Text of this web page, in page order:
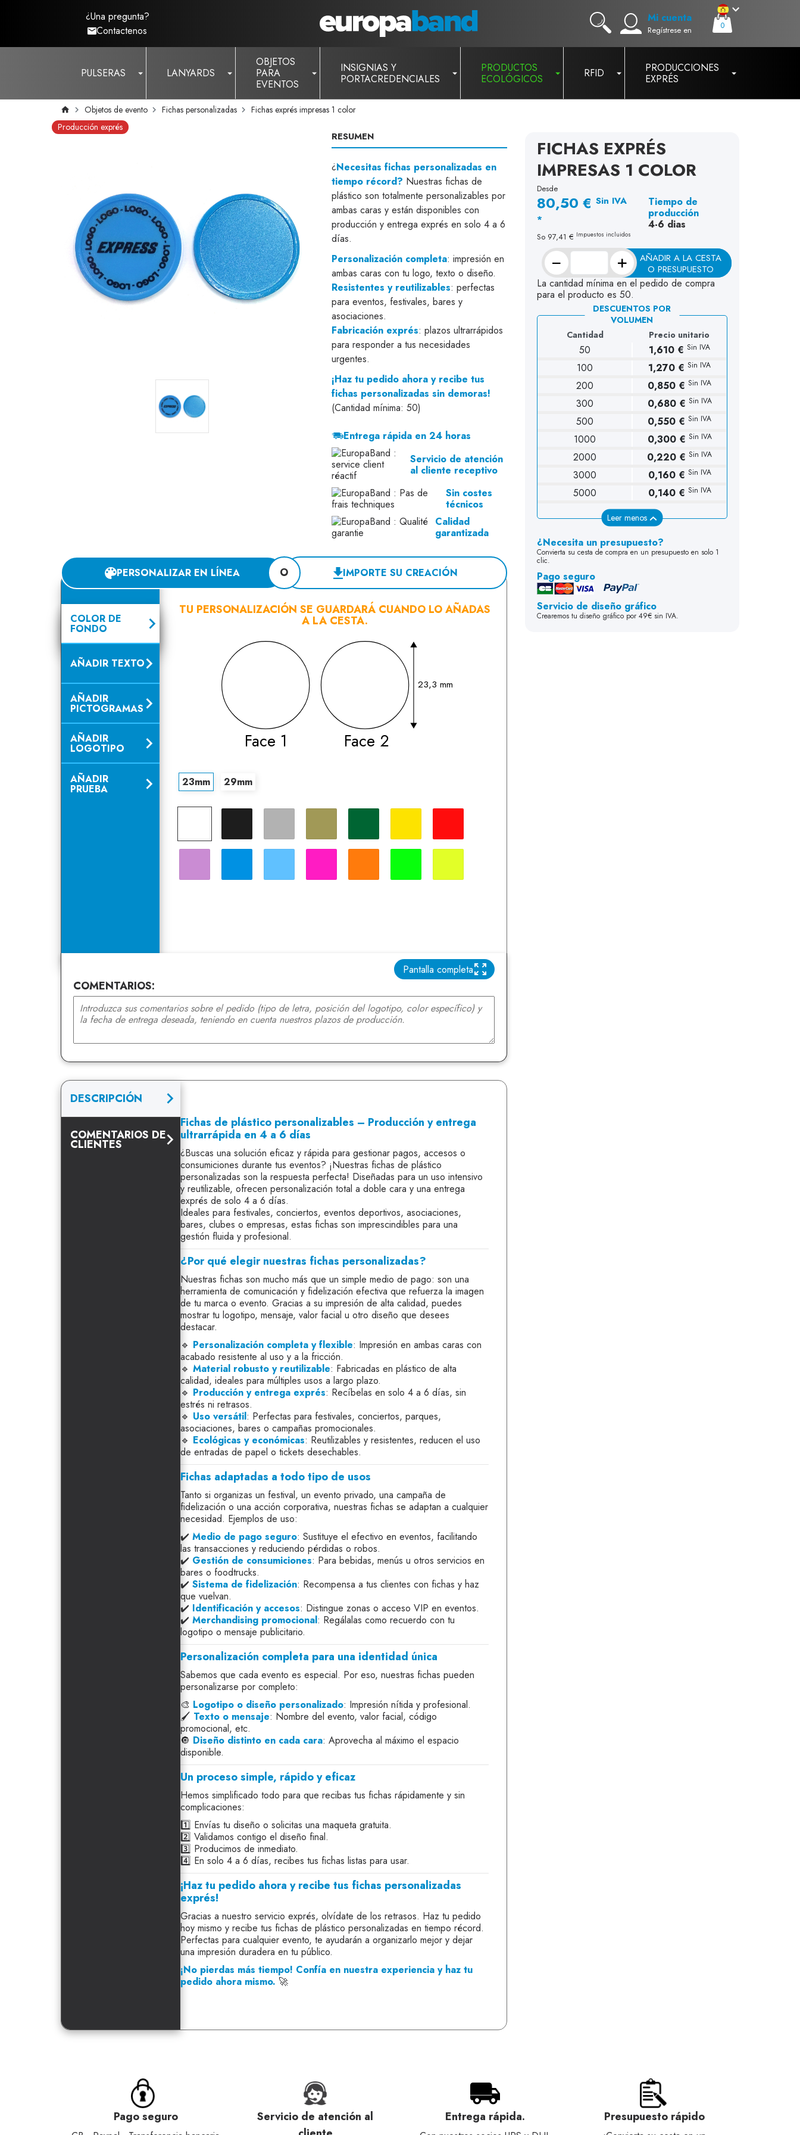
¿Una pregunta?
Contactenos
Mi cuenta
Regístrese en 0
PULSERAS LANYARDS
OBJETOS
PARA
EVENTOS
INSIGNIAS Y
PORTACREDENCIALES
PRODUCTOS
ECOLÓGICOS
RFID
PRODUCCIONES
EXPRÉS
Objetos de evento Fichas personalizadas
Fichas exprés impresas 1 color
Producción exprés
RESUMEN
¿Necesitas fichas personalizadas en
tiempo récord? Nuestras fichas de
plástico son totalmente personalizables por
ambas caras y están disponibles con
producción y entrega exprés en solo 4 a 6
días.
Personalización completa: impresión en
ambas caras con tu logo, texto o diseño.
Resistentes y reutilizables: perfectas
para eventos, festivales, bares y
asociaciones.
Fabricación exprés: plazos ultrarrápidos
para responder a tus necesidades
urgentes.
¡Haz tu pedido ahora y recibe tus
fichas personalizadas sin demoras!
(Cantidad mínima: 50)
Entrega rápida en 24 horas
Servicio de atención
al cliente receptivo
Sin costes
técnicos
Calidad
garantizada
PERSONALIZAR EN LÍNEA O IMPORTE SU CREACIÓN
COLOR DE
FONDO
AÑADIR TEXTO
AÑADIR
PICTOGRAMAS
AÑADIR
LOGOTIPO
AÑADIR
PRUEBA
TU PERSONALIZACIÓN SE GUARDARÁ CUANDO LO AÑADAS
A LA CESTA.
23,3 mm
Face 1 Face 2
23mm 29mm
Negro Dorado Verde oscuroAmarillo Rojo
Lavanda Azul Azul cielo Rosa fluo Naranja fluo Verde fluo Amarillo fluo
Pantalla completa
COMENTARIOS:
DESCRIPCIÓN
COMENTARIOS DE
CLIENTES
Fichas de plástico personalizables – Producción y entrega
ultrarrápida en 4 a 6 días
¿Buscas una solución eficaz y rápida para gestionar pagos, accesos o
consumiciones durante tus eventos? ¡Nuestras fichas de plástico
personalizadas son la respuesta perfecta! Diseñadas para un uso intensivo
y reutilizable, ofrecen personalización total a doble cara y una entrega
exprés de solo 4 a 6 días.
Ideales para festivales, conciertos, eventos deportivos, asociaciones,
bares, clubes o empresas, estas fichas son imprescindibles para una
gestión fluida y profesional.
¿Por qué elegir nuestras fichas personalizadas?
Nuestras fichas son mucho más que un simple medio de pago: son una
herramienta de comunicación y fidelización efectiva que refuerza la imagen
de tu marca o evento. Gracias a su impresión de alta calidad, puedes
mostrar tu logotipo, mensaje, valor facial u otro diseño que desees
destacar.
🔹 Personalización completa y flexible: Impresión en ambas caras con
acabado resistente al uso y a la fricción.
🔹 Material robusto y reutilizable: Fabricadas en plástico de alta
calidad, ideales para múltiples usos a largo plazo.
🔹 Producción y entrega exprés: Recíbelas en solo 4 a 6 días, sin
estrés ni retrasos.
🔹 Uso versátil: Perfectas para festivales, conciertos, parques,
asociaciones, bares o campañas promocionales.
🔹 Ecológicas y económicas: Reutilizables y resistentes, reducen el uso
de entradas de papel o tickets desechables.
Fichas adaptadas a todo tipo de usos
Tanto si organizas un festival, un evento privado, una campaña de
fidelización o una acción corporativa, nuestras fichas se adaptan a cualquier
necesidad. Ejemplos de uso:
✔️ Medio de pago seguro: Sustituye el efectivo en eventos, facilitando
las transacciones y reduciendo pérdidas o robos.
✔️ Gestión de consumiciones: Para bebidas, menús u otros servicios en
bares o foodtrucks.
✔️ Sistema de fidelización: Recompensa a tus clientes con fichas y haz
que vuelvan.
✔️ Identificación y accesos: Distingue zonas o acceso VIP en eventos.
✔️ Merchandising promocional: Regálalas como recuerdo con tu
logotipo o mensaje publicitario.
Personalización completa para una identidad única
Sabemos que cada evento es especial. Por eso, nuestras fichas pueden
personalizarse por completo:
🎨 Logotipo o diseño personalizado: Impresión nítida y profesional.
🖌️ Texto o mensaje: Nombre del evento, valor facial, código
promocional, etc.
🔘 Diseño distinto en cada cara: Aprovecha al máximo el espacio
disponible.
Un proceso simple, rápido y eficaz
Hemos simplificado todo para que recibas tus fichas rápidamente y sin
complicaciones:
1️⃣ Envías tu diseño o solicitas una maqueta gratuita.
2️⃣ Validamos contigo el diseño final.
3️⃣ Producimos de inmediato.
4️⃣ En solo 4 a 6 días, recibes tus fichas listas para usar.
¡Haz tu pedido ahora y recibe tus fichas personalizadas
exprés!
Gracias a nuestro servicio exprés, olvídate de los retrasos. Haz tu pedido
hoy mismo y recibe tus fichas de plástico personalizadas en tiempo récord.
Perfectas para cualquier evento, te ayudarán a organizarlo mejor y dejar
una impresión duradera en tu público.
¡No pierdas más tiempo! Confía en nuestra experiencia y haz tu
pedido ahora mismo. 🚀
FICHAS EXPRÉS
IMPRESAS 1 COLOR
Desde
80,50 € Sin IVA
*
So 97,41 € Impuestos incluidos
Tiempo de
producción
4-6 dias
− +
AÑADIR A LA CESTA
O PRESUPUESTO
La cantidad mínima en el pedido de compra
para el producto es 50.
DESCUENTOS POR
VOLUMEN
Cantidad
Precio unitario
50 1,610 € Sin IVA
100 1,270 € Sin IVA
200 0,850 € Sin IVA
300 0,680 € Sin IVA
500 0,550 € Sin IVA
1000 0,300 € Sin IVA
2000 0,220 € Sin IVA
3000 0,160 € Sin IVA
5000 0,140 € Sin IVA
Leer menos
¿Necesita un presupuesto?
Convierta su cesta de compra en un presupuesto en solo 1
clic.
Pago seguro
Servicio de diseño gráfico
Crearemos tu diseño gráfico por 49€ sin IVA.
Pago seguro
Servicio de atención al
Entrega rápida. Presupuesto rápido